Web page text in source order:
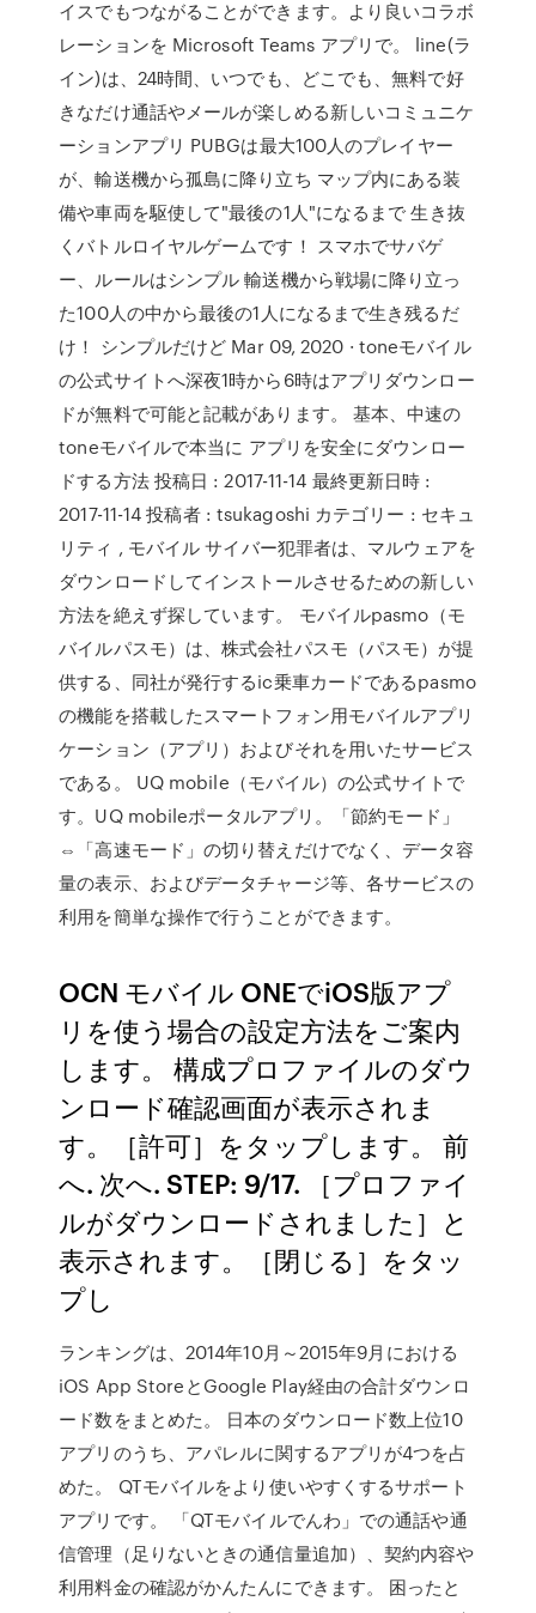
イスでもつながることができます。より良いコラボ
レーションを Microsoft Teams アプリで。 line(ラ
イン)は、24時間、いつでも、どこでも、無料で好
きなだけ通話やメールが楽しめる新しいコミュニケ
ーションアプリ PUBGは最大100人のプレイヤー
が、輸送機から孤島に降り立ち マップ内にある装
備や車両を駆使して"最後の1人"になるまで 生き抜
くバトルロイヤルゲームです！ スマホでサバゲ
ー、ルールはシンプル 輸送機から戦場に降り立っ
た100人の中から最後の1人になるまで生き残るだ
け！ シンプルだけど Mar 09, 2020 · toneモバイル
の公式サイトへ深夜1時から6時はアプリダウンロー
ドが無料で可能と記載があります。 基本、中速の
toneモバイルで本当に アプリを安全にダウンロー
ドする方法 投稿日 : 2017-11-14 最終更新日時 :
2017-11-14 投稿者 : tsukagoshi カテゴリー : セキュ
リティ , モバイル サイバー犯罪者は、マルウェアを
ダウンロードしてインストールさせるための新しい
方法を絶えず探しています。 モバイルpasmo（モ
バイルパスモ）は、株式会社パスモ（パスモ）が提
供する、同社が発行するic乗車カードであるpasmo
の機能を搭載したスマートフォン用モバイルアプリ
ケーション（アプリ）およびそれを用いたサービス
である。 UQ mobile（モバイル）の公式サイトで
す。UQ mobileポータルアプリ。「節約モード」
⇔「高速モード」の切り替えだけでなく、データ容
量の表示、およびデータチャージ等、各サービスの
利用を簡単な操作で行うことができます。
OCN モバイル ONEでiOS版アプ
リを使う場合の設定方法をご案内
します。 構成プロファイルのダウ
ンロード確認画面が表示されま
す。［許可］をタップします。 前
へ. 次へ. STEP: 9/17. ［プロファイ
ルがダウンロードされました］と
表示されます。［閉じる］をタッ
プし
ランキングは、2014年10月～2015年9月における
iOS App StoreとGoogle Play経由の合計ダウンロ
ード数をまとめた。 日本のダウンロード数上位10
アプリのうち、アパレルに関するアプリが4つを占
めた。 ‎QTモバイルをより使いやすくするサポート
アプリです。 「QTモバイルでんわ」での通話や通
信管理（足りないときの通信量追加）、契約内容や
利用料金の確認がかんたんにできます。 困ったと